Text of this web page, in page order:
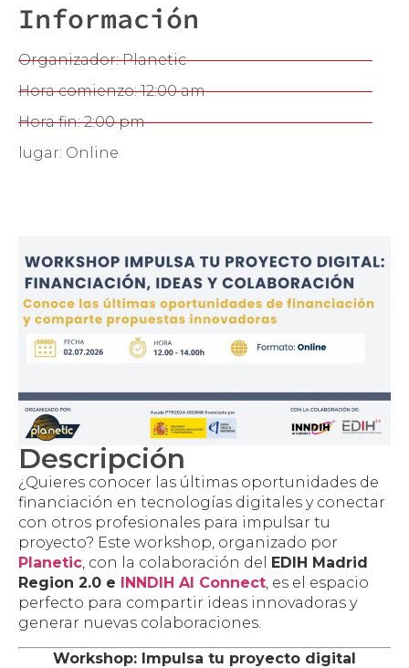
Información
Organizador: Planetic
Hora comienzo: 12:00 am
Hora fin: 2:00 pm
lugar: Online
Descripción
¿Quieres conocer las últimas oportunidades de
financiación en tecnologías digitales y conectar
con otros profesionales para impulsar tu
proyecto? Este workshop, organizado por
Planetic, con la colaboración del
EDIH Madrid
Region 2.0 e
INNDIH AI Connect, es el espacio
perfecto para compartir ideas innovadoras y
generar nuevas colaboraciones.
Workshop: Impulsa tu proyecto digital